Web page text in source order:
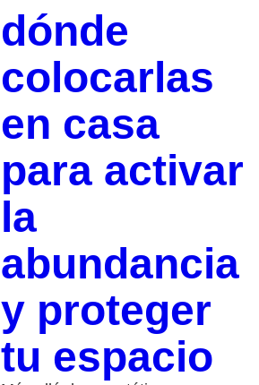
dónde
colocarlas
en casa
para activar
la
abundancia
y proteger
tu espacio